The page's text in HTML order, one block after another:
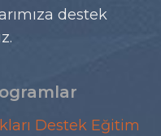
destek
Destek Eğitim